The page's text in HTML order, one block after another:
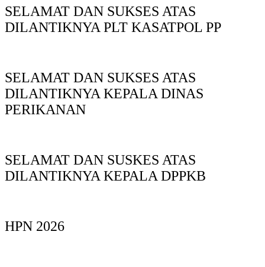
SELAMAT DAN SUKSES ATAS
DILANTIKNYA PLT KASATPOL PP
SELAMAT DAN SUKSES ATAS
DILANTIKNYA KEPALA DINAS
PERIKANAN
SELAMAT DAN SUSKES ATAS
DILANTIKNYA KEPALA DPPKB
HPN 2026